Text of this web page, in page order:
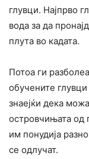
глувци. Најпрво
вода за да
плута во кадата.
Потоа ги
обучените
знаејќи дека
островчињата од
им понудија
се одлучат.